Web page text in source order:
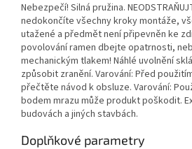
Nebezpečí! Silná pružina.
nedokončíte všechny kroky montáže,
utažené a předmět není připevněn ke
povolování ramen dbejte opatrnosti,
mechanickým tlakem! Náhlé uvolnění
způsobit zranění. Varování: Před
přečtěte návod k obsluze. Varování:
bodem mrazu může produkt poškodit.
budovách a jiných stavbách.
Doplňkové parametry